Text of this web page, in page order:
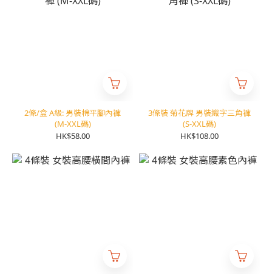
2條/盒 A級: 男裝棉平腳內褲
(M-XXL碼)
HK$58.00
3條裝 菊花牌 男裝織字三角褲
(S-XXL碼)
HK$108.00